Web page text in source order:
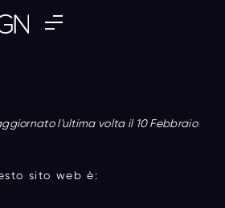
l'ultima volta il 10 Febbraio
sito web è: